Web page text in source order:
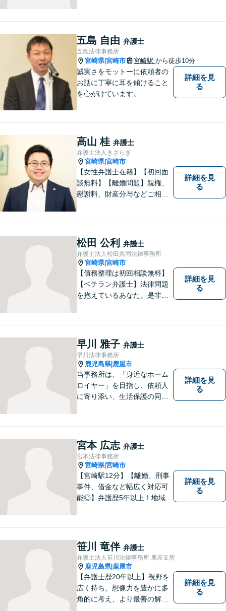
ことなく、お気軽にご相談く
ださい。きっと道が開けま
す。
五島 自由 弁護士
五島法律事務所
宮崎県|宮崎市 宮崎駅 から徒歩10分
誠実さをモットーに依頼者の
お話に丁寧に耳を傾けること
を心がけています。
詳細を見
る
高山 桂 弁護士
弁護士法人きさらぎ
宮崎県|宮崎市
【女性弁護士在籍】【初回面
談無料】【離婚問題】親権、
慰謝料、財産分与などご相談
相談ください。ご依頼後はLIN
Eやメールでの対応も可能です
【メガドンキ隣】
詳細を見
る
松田 公利 弁護士
弁護士法人松田共同法律事務所
宮崎県|宮崎市
【債務整理は初回相談無料】
【ベテラン弁護士】法律問題
を抱えているあなた。是非一
詳細を見
る
早川 雅子 弁護士
早川法律事務所
鹿児島県| 鹿屋市
当事務所は、「身近なホーム
ロイヤー」を目指し、依頼人
に寄り添い、生活保護の同行
っております。
詳細を見
る
宮本 広志 弁護士
宮本法律事務所
宮崎県|宮崎市
【宮崎駅12分】【離婚、刑事
事件、借金など幅広く対応可
能◎】弁護歴5年以上！地域に
お困りごとがあれば、お気軽
にご相談ください。迅速・適
切な解決を目指し尽力しま
す。
詳細を見
る
笹川 竜伴 弁護士
弁護士法人笹川法律事務所 鹿屋支所
鹿児島県| 鹿屋市
【弁護士歴20年以上】視野を
広く持ち、想像力を豊かに多
角的に考え、より最善の解決
詳細を見
る